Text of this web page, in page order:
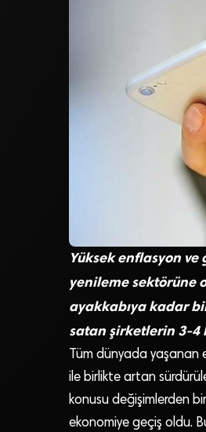
Yüksek enflasyon ve
yenileme sektörüne
ayakkabıya kadar
satan şirketlerin 3-4
Tüm dünyada yaşanan
ile birlikte artan
konusu değişimlerden
ekonomiye geçiş oldu.